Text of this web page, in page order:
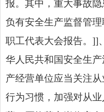
报。其中，重大事故
负有安全生产监督管
职工代表大会报告。]]
华人民共和国安全生
产经营单位应当关注
行为习惯，加强对从